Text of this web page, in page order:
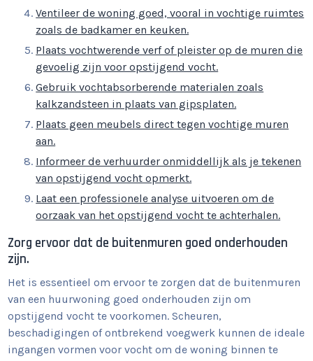
Ventileer de woning goed, vooral in vochtige ruimtes
zoals de badkamer en keuken.
Plaats vochtwerende verf of pleister op de muren die
gevoelig zijn voor opstijgend vocht.
Gebruik vochtabsorberende materialen zoals
kalkzandsteen in plaats van gipsplaten.
Plaats geen meubels direct tegen vochtige muren
aan.
Informeer de verhuurder onmiddellijk als je tekenen
van opstijgend vocht opmerkt.
Laat een professionele analyse uitvoeren om de
oorzaak van het opstijgend vocht te achterhalen.
Zorg ervoor dat de buitenmuren goed onderhouden
zijn.
Het is essentieel om ervoor te zorgen dat de buitenmuren
van een huurwoning goed onderhouden zijn om
opstijgend vocht te voorkomen. Scheuren,
beschadigingen of ontbrekend voegwerk kunnen de ideale
ingangen vormen voor vocht om de woning binnen te